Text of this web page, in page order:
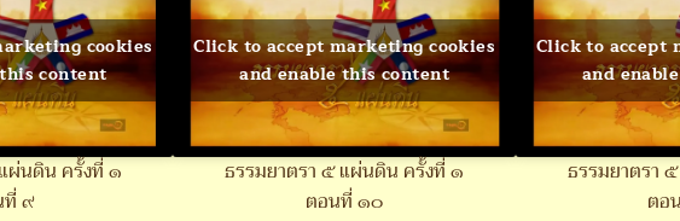
cookies
content
ผ่นดิน ครั้งที่ ๑
๙
Click to accept marketing cookies
and enable this content
ธรรมยาตรา ๕ แผ่นดิน ครั้งที่ ๑
ตอนที่ ๑๐
Click to accept
and
ธรรมยาตรา
ตอ